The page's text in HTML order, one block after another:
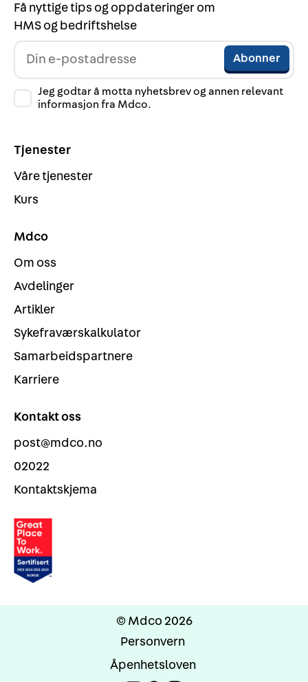
Få nyttige tips og oppdateringer om
HMS og bedriftshelse
Jeg godtar å motta nyhetsbrev og annen relevant
informasjon fra Mdco.
Tjenester
Våre tjenester
Kurs
Mdco
Om oss
Avdelinger
Artikler
Sykefraværskalkulator
Samarbeidspartnere
Karriere
Kontakt oss
post@mdco.no
02022
Kontaktskjema
© Mdco 2026
Personvern
Åpenhetsloven